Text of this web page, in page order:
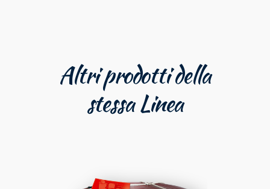
Altri prodotti della
stessa Linea